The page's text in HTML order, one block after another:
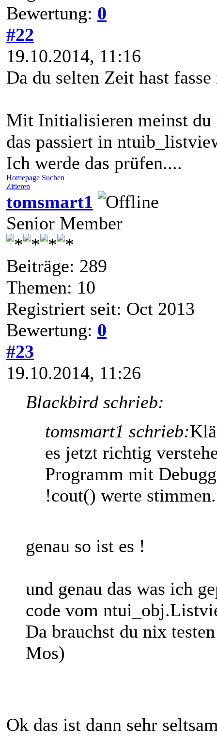
Bewertung: 0
#22
19.10.2014, 11:16
Da du selten Zeit hast
Mit Initialisieren meinst du
das passiert in
Ich werde das prüfen....
Homepage Suchen
Zitieren
tomsmart1
Senior Member
Beiträge: 289
Themen: 10
Registriert seit: Oct 2013
Bewertung: 0
#23
19.10.2014, 11:26
Blackbird schrieb:
tomsmart1 schrieb:
es jetzt richtig
Programm mit
!cout() werte stimmen.
genau so ist es !
und genau das was ich
code vom
Da brauchst du nix
Mos)
Ok das ist dann sehr